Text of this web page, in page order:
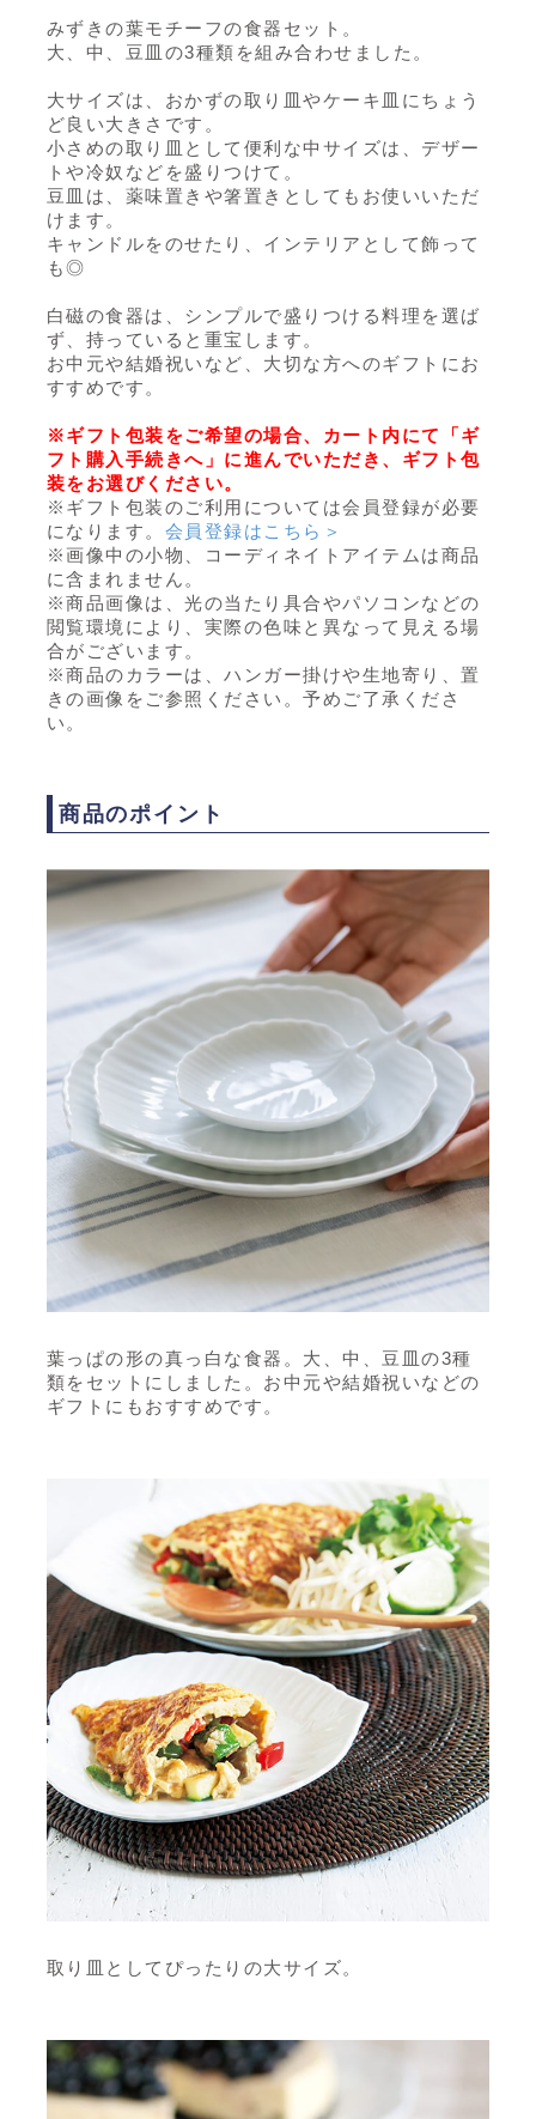
みずきの葉モチーフの食器セット。
大、中、豆皿の3種類を組み合わせました。
大サイズは、おかずの取り皿やケーキ皿にちょう
ど良い大きさです。
小さめの取り皿として便利な中サイズは、デザー
トや冷奴などを盛りつけて。
豆皿は、薬味置きや箸置きとしてもお使いいただ
けます。
キャンドルをのせたり、インテリアとして飾って
も◎
白磁の食器は、シンプルで盛りつける料理を選ば
ず、持っていると重宝します。
お中元や結婚祝いなど、大切な方へのギフトにお
すすめです。
※ギフト包装をご希望の場合、カート内にて「ギ
フト購入手続きへ」に進んでいただき、ギフト包
装をお選びください。
※ギフト包装のご利用については会員登録が必要
になります。 会員登録はこちら＞
※画像中の小物、コーディネイトアイテムは商品
に含まれません。
※商品画像は、光の当たり具合やパソコンなどの
閲覧環境により、実際の色味と異なって見える場
合がございます。
※商品のカラーは、ハンガー掛けや生地寄り、置
きの画像をご参照ください。予めご了承くださ
い。
商品のポイント
葉っぱの形の真っ白な食器。 大、中、豆皿の3種
類をセットにしました。 お中元や結婚祝いなどの
ギフトにもおすすめです。
取り皿としてぴったりの大サイズ。